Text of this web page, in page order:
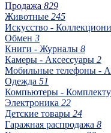
Продажа 829
Животные 245
Искусство -
Обмен 3
Книги - Журналы 8
Камеры - Аксессуары 2
Мобильные телефоны -
Одежда 51
Компьютеры -
Электроника 22
Детские товары 24
Гаражная распродажа 8